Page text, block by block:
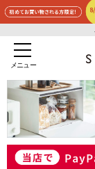
メニュー